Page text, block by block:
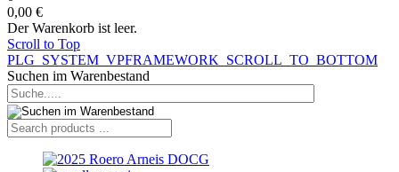
0,00 €
Der Warenkorb ist leer.
Scroll to Top
PLG_SYSTEM_VPFRAMEWORK_SCROLL_TO_BOTTOM
Suchen im Warenbestand